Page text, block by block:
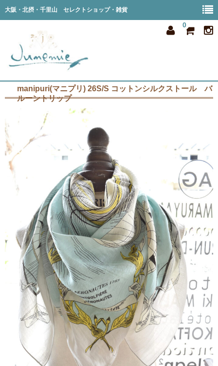
大阪・北摂・千里山 セレクトショップ・雑貨
0
home
member
order
privacy
contact
manipuri(マニプリ) 26S/S コットンシルクストール バ
ルーントリップ